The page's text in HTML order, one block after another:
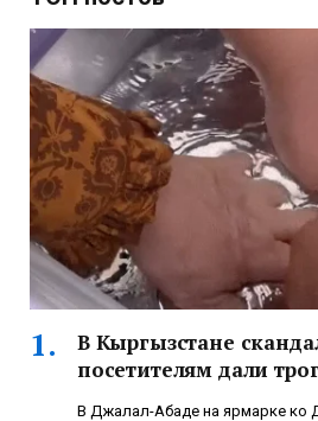
В Кыргызстане
посетителям дали
В Джалал-Абаде на ярмарке ко